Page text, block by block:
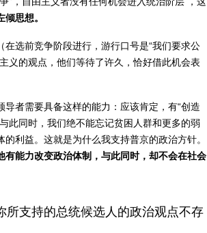
思想。
选前竞争阶段进行，游行口号是“我们要求公
义的观点，他们等待了许久，恰好借此机会表
者需要具备这样的能力：应该肯定，有“创造
此同时，我们绝不能忘记贫困人群和更多的弱
利益。这就是为什么我支持普京的政治方针。
能力改变政治体制，与此同时，却不会在社会
所支持的总统候选人的政治观点不存